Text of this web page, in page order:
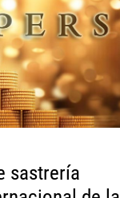
sastrería